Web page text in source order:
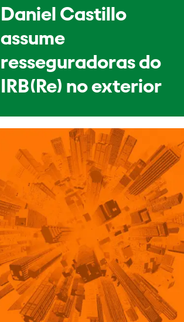
Daniel Castillo
assume
resseguradoras do
IRB(Re) no exterior